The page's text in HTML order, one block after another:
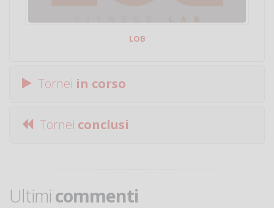
LOB
Tornei in corso
Tornei conclusi
Ultimi commenti